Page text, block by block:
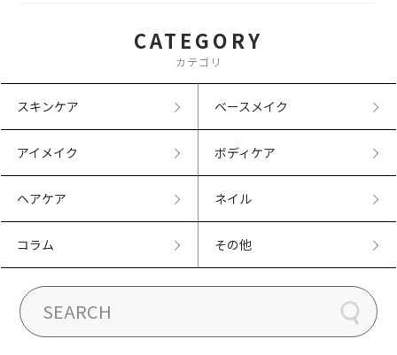
CATEGORY
カテゴリ
スキンケア ベースメイク
アイメイク ボディケア
ヘアケア ネイル
コラム その他